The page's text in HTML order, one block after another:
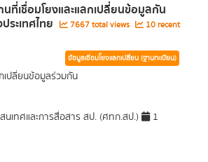
ที่เชื่อมโยงและแลกเปลี่ยนข้อมูลกัน
ระเทศไทย 7667 total views
10 recent
ข้อมูลเชื่อมโยงแลกเปลี่ยน (ฐานทะเบียน)
เปลี่ยนข้อมูลร่วมกัน
นเทศและการสื่อสาร สป. (ศทก.สป.)
1